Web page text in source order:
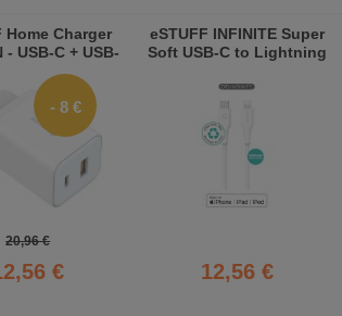
Home Charger
- USB-C + USB-
- White (Bulk)
- 8 €
20,96 €
€
eSTUFF INFINITE Super
Soft USB-C to Lightning
White
12,56 €